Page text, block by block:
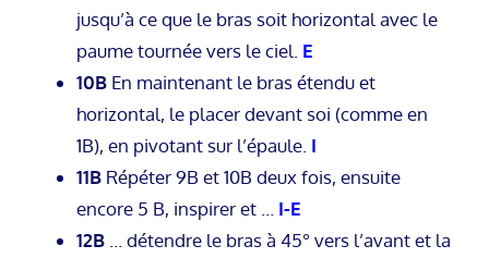
jusqu’à ce que le bras soit horizontal avec le
paume tournée vers le ciel. E
10B En maintenant le bras étendu et
horizontal, le placer devant soi (comme en
1B), en pivotant sur l’épaule. I
11B Répéter 9B et 10B deux fois, ensuite
encore 5 B, inspirer et … I-E
12B … détendre le bras à 45° vers l’avant et la